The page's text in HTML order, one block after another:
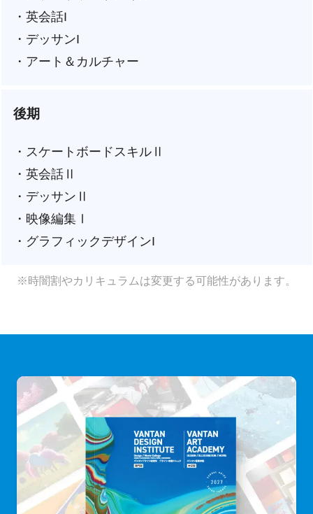
・英会話I
・デッサンI
・アート＆カルチャー
後期
・スケートボードスキルⅡ
・英会話Ⅱ
・デッサンⅡ
・映像編集Ⅰ
・グラフィックデザインI
※時闇割やカリキュラムは変更する可能性があります。